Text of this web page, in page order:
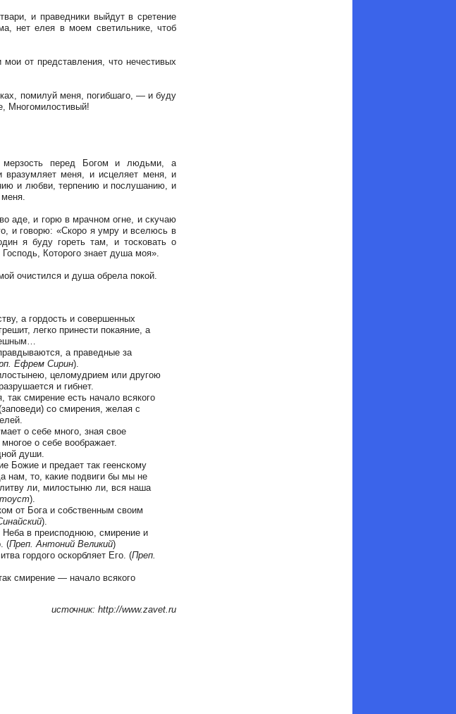
и праведники выйдут в сретение
нет елея в моем светильнике, чтоб
от представления, что нечестивых
помилуй меня, погибшаго, — и буду
Многомилостивый!
перед Богом и людьми, а
вразумляет меня, и исцеляет меня, и
и любви, терпению и послушанию, и
аде, и горю в мрачном огне, и скучаю
и говорю: «Скоро я умру и вселюсь в
я буду гореть там, и тосковать о
Которого знает душа моя».
очистился и душа обрела покой.
а гордость и совершенных
легко принести покаяние, а
а праведные за
Ефрем Сирин).
целомудрием или другою
и гибнет.
так смирение есть начало всякого
со смирения, желая с
о себе много, зная свое
о себе воображает.
души.
Божие и предает так геенскому
нам, то, какие подвиги бы мы не
ли, милостыню ли, вся наша
).
от Бога и собственным своим
).
Неба в преисподнюю, смирение и
(Преп. Антоний Великий)
гордого оскорбляет Его. (Преп.
смирение — начало всякого
источник: http://www.zavet.ru